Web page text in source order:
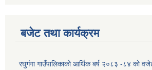
बजेट तथा कार्यक्रम
रघुगंगा गाउँपालिकाको आर्थिक बर्ष २०८३ -८४ को